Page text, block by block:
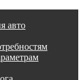
авто